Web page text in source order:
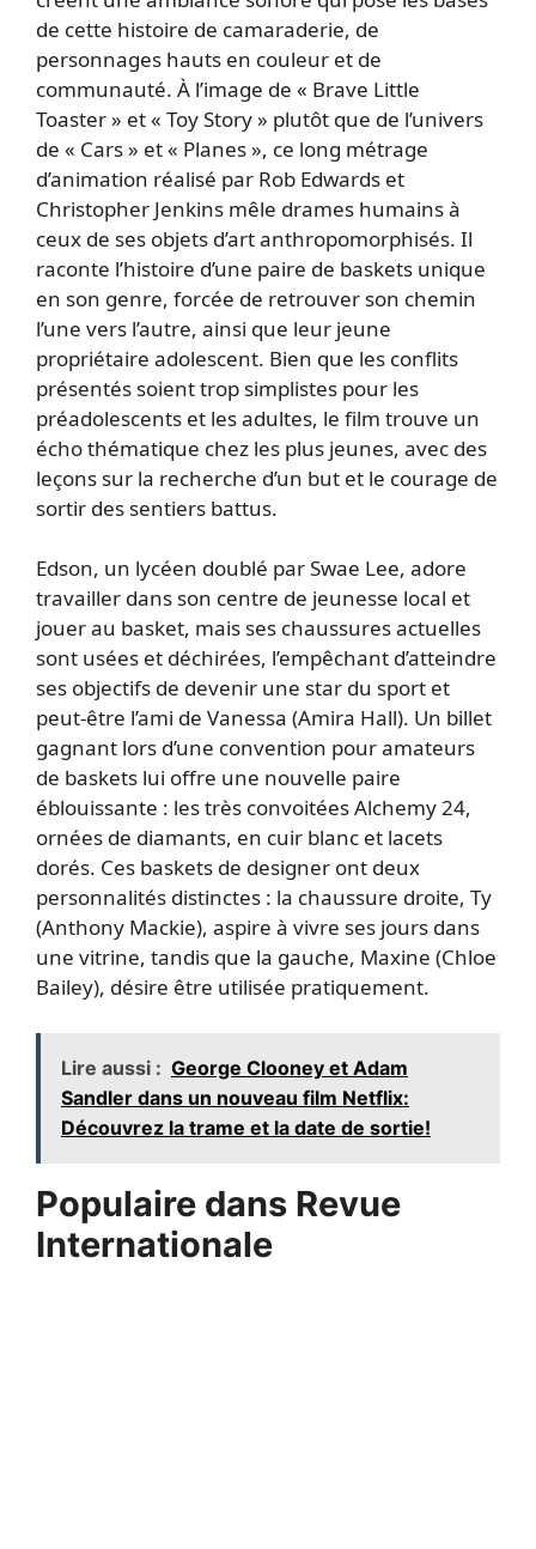
de cette histoire de camaraderie, de
personnages hauts en couleur et de
communauté. À l’image de « Brave Little
Toaster » et « Toy Story » plutôt que de l’univers
de « Cars » et « Planes », ce long métrage
d’animation réalisé par Rob Edwards et
Christopher Jenkins mêle drames humains à
ceux de ses objets d’art anthropomorphisés. Il
raconte l’histoire d’une paire de baskets unique
en son genre, forcée de retrouver son chemin
l’une vers l’autre, ainsi que leur jeune
propriétaire adolescent. Bien que les conflits
présentés soient trop simplistes pour les
préadolescents et les adultes, le film trouve un
écho thématique chez les plus jeunes, avec des
leçons sur la recherche d’un but et le courage de
sortir des sentiers battus.
Edson, un lycéen doublé par Swae Lee, adore
travailler dans son centre de jeunesse local et
jouer au basket, mais ses chaussures actuelles
sont usées et déchirées, l’empêchant d’atteindre
ses objectifs de devenir une star du sport et
peut-être l’ami de Vanessa (Amira Hall). Un billet
gagnant lors d’une convention pour amateurs
de baskets lui offre une nouvelle paire
éblouissante : les très convoitées Alchemy 24,
ornées de diamants, en cuir blanc et lacets
dorés. Ces baskets de designer ont deux
personnalités distinctes : la chaussure droite, Ty
(Anthony Mackie), aspire à vivre ses jours dans
une vitrine, tandis que la gauche, Maxine (Chloe
Bailey), désire être utilisée pratiquement.
Lire aussi : George Clooney et Adam
Sandler dans un nouveau film Netflix:
Découvrez la trame et la date de sortie!
Populaire dans Revue
Internationale